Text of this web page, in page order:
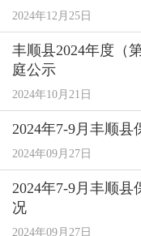
2024年12月25日
丰顺县2024年度（
庭公示
2024年10月21日
2024年7-9月丰顺
2024年09月27日
2024年7-9月丰顺
况
2024年09月27日